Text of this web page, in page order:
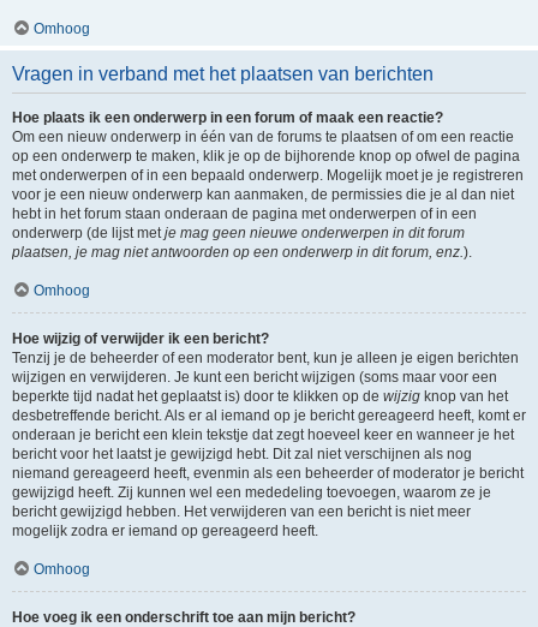
Omhoog
Vragen in verband met het plaatsen van berichten
Hoe plaats ik een onderwerp in een forum of maak een reactie?
Om een nieuw onderwerp in één van de forums te plaatsen of om een reactie
op een onderwerp te maken, klik je op de bijhorende knop op ofwel de pagina
met onderwerpen of in een bepaald onderwerp. Mogelijk moet je je registreren
voor je een nieuw onderwerp kan aanmaken, de permissies die je al dan niet
hebt in het forum staan onderaan de pagina met onderwerpen of in een
onderwerp (de lijst metje mag geen nieuwe onderwerpen in dit forum
plaatsen, je mag niet antwoorden op een onderwerp in dit forum, enz.).
Omhoog
Hoe wijzig of verwijder ik een bericht?
Tenzij je de beheerder of een moderator bent, kun je alleen je eigen berichten
wijzigen en verwijderen. Je kunt een bericht wijzigen (soms maar voor een
beperkte tijd nadat het geplaatst is) door te klikken op de wijzig knop van het
desbetreffende bericht. Als er al iemand op je bericht gereageerd heeft, komt er
onderaan je bericht een klein tekstje dat zegt hoeveel keer en wanneer je het
bericht voor het laatst je gewijzigd hebt. Dit zal niet verschijnen als nog
niemand gereageerd heeft, evenmin als een beheerder of moderator je bericht
gewijzigd heeft. Zij kunnen wel een mededeling toevoegen, waarom ze je
bericht gewijzigd hebben. Het verwijderen van een bericht is niet meer
mogelijk zodra er iemand op gereageerd heeft.
Omhoog
Hoe voeg ik een onderschrift toe aan mijn bericht?